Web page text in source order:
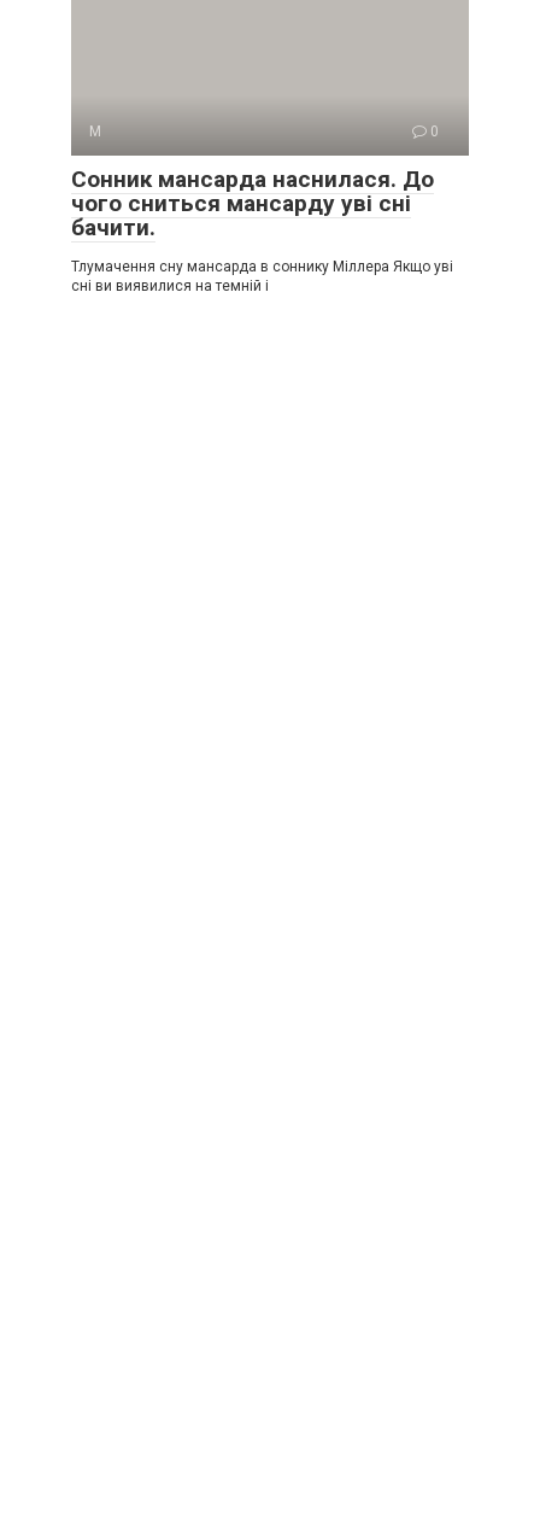
М 0
Сонник мансарда наснилася. До
чого сниться мансарду уві сні
бачити.
Тлумачення сну мансарда в соннику Міллера Якщо уві
сні ви виявилися на темній і